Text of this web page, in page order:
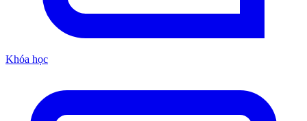
Khóa học